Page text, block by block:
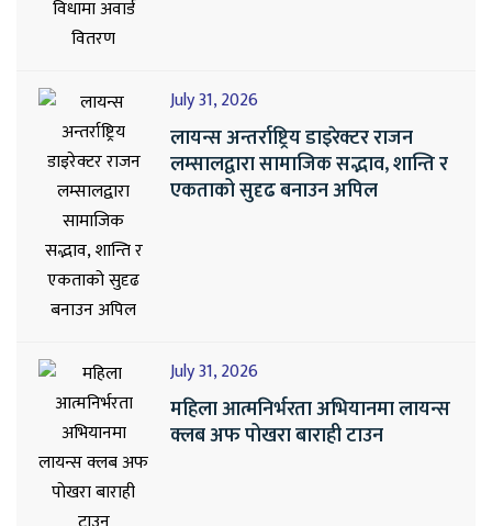
July 31, 2026
लायन्स अन्तर्राष्ट्रिय डाइरेक्टर राजन
लम्सालद्वारा सामाजिक सद्भाव, शान्ति र
एकताको सुदृढ बनाउन अपिल
July 31, 2026
महिला आत्मनिर्भरता अभियानमा लायन्स
क्लब अफ पोखरा बाराही टाउन